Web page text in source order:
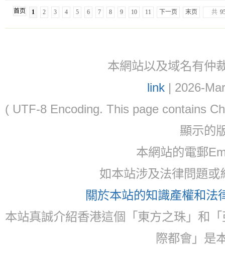
首页 1 2 3 4 5 6 7 8 9 10 11 下一页 末页 共
本網站以及域名有仲
link| 2026-
( UTF-8 Encoding. This page contains
顯示的
本網站的電郵
如本站涉及法律問題
關於本站的知識產權和法
本站真誠介紹香港這個「東方之珠」和
際都會」是